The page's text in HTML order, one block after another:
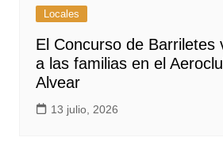
Locales
El Concurso de Barriletes
a las familias en el
Alvear
13 julio, 2026